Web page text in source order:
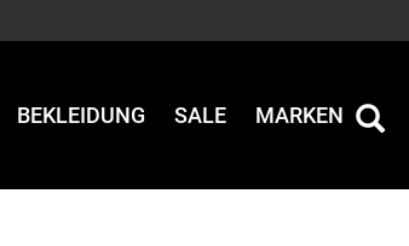
BEKLEIDUNG SALE MARKEN